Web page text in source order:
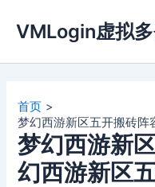
容
VMLogin虚拟
首页
梦幻西游新区五开搬砖
梦幻西游新
幻西游新区